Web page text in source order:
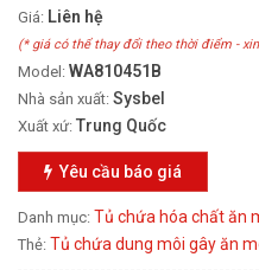
Giá: Liên hệ
(* giá có thể thay đổi theo thời điểm -
Model: WA810451B
Nhà sản xuất: Sysbel
Xuất xứ: Trung Quốc
Yêu cầu báo giá
Danh mục: Tủ chứa hóa chất ăn
Thẻ: Tủ chứa dung môi gây ăn